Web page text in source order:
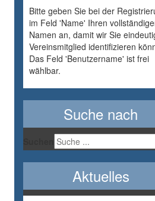
Bitte geben Sie bei der
im Feld 'Name' Ihren
Namen an, damit wir Sie
Vereinsmitglied identifizieren
Das Feld 'Benutzername' ist frei
wählbar.
Suche nach
Aktuelles